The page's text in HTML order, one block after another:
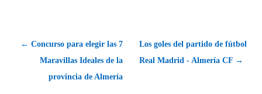
← Concurso para elegir las 7
Maravillas Ideales de la
provincia de Almería
Los goles del partido de fútbol
Real Madrid - Almería CF →